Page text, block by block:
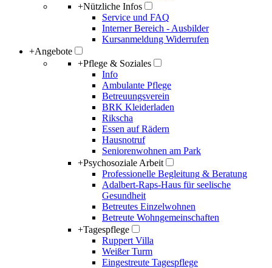
+Nützliche Infos
Service und FAQ
Interner Bereich - Ausbilder
Kursanmeldung Widerrufen
+Angebote
+Pflege & Soziales
Info
Ambulante Pflege
Betreuungsverein
BRK Kleiderladen
Rikscha
Essen auf Rädern
Hausnotruf
Seniorenwohnen am Park
+Psychosoziale Arbeit
Professionelle Begleitung & Beratung
Adalbert-Raps-Haus für seelische
Gesundheit
Betreutes Einzelwohnen
Betreute Wohngemeinschaften
+Tagespflege
Ruppert Villa
Weißer Turm
Eingestreute Tagespflege